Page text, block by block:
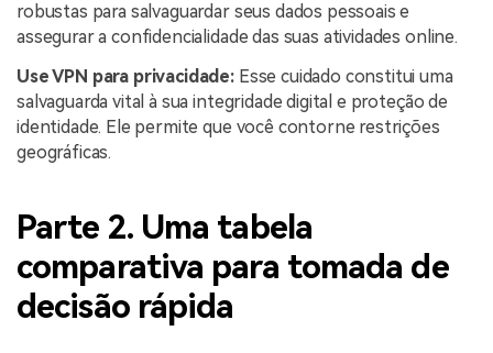
robustas para salvaguardar seus dados pessoais e
assegurar a confidencialidade das suas atividades online.
Use VPN para privacidade: Esse cuidado constitui uma
salvaguarda vital à sua integridade digital e proteção de
identidade. Ele permite que você contorne restrições
geográficas.
Parte 2. Uma tabela
comparativa para tomada de
decisão rápida